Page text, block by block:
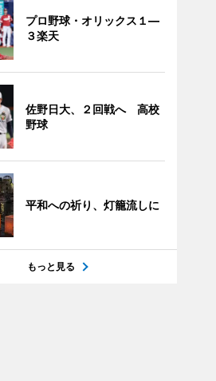
プロ野球・オリックス１―
３楽天
佐野日大、２回戦へ 高校
野球
平和への祈り、灯籠流しに
もっと見る